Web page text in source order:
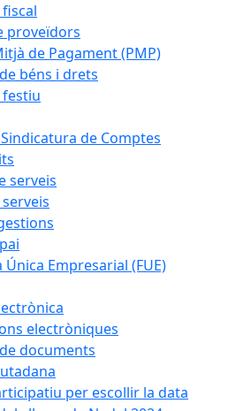
proveïdors
de Pagament (PMP)
béns i drets
festiu
de Comptes
serveis
Única Empresarial (FUE)
electròniques
documents
per escollir la data